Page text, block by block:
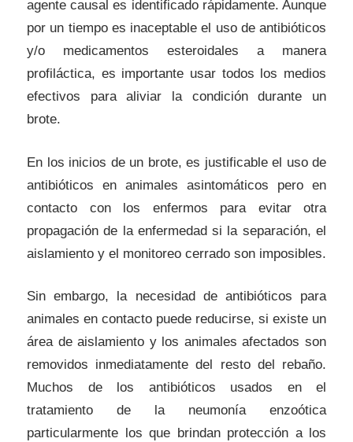
agente causal es identificado rápidamente. Aunque
por un tiempo es inaceptable el uso de antibióticos
y/o medicamentos esteroidales a manera
profiláctica, es importante usar todos los medios
efectivos para aliviar la condición durante un
brote.
En los inicios de un brote, es justificable el uso de
antibióticos en animales asintomáticos pero en
contacto con los enfermos para evitar otra
propagación de la enfermedad si la separación, el
aislamiento y el monitoreo cerrado son imposibles.
Sin embargo, la necesidad de antibióticos para
animales en contacto puede reducirse, si existe un
área de aislamiento y los animales afectados son
removidos inmediatamente del resto del rebaño.
Muchos de los antibióticos usados en el
tratamiento de la neumonía enzoótica
particularmente los que brindan protección a los